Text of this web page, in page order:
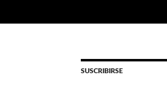
SUSCRIBIRSE